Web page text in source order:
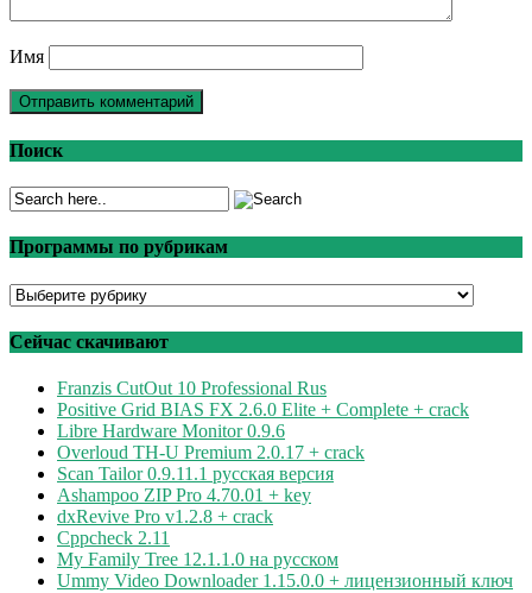
Имя
Поиск
Программы по рубрикам
Программы
рубрикам
Сейчас скачивают
Franzis CutOut 10 Professional Rus
Positive Grid BIAS FX 2.6.0 Elite + Complete + crack
Libre Hardware Monitor 0.9.6
Overloud TH-U Premium 2.0.17 + crack
Scan Tailor 0.9.11.1 русская версия
Ashampoo ZIP Pro 4.70.01 + key
dxRevive Pro v1.2.8 + crack
Cppcheck 2.11
My Family Tree 12.1.1.0 на русском
Ummy Video Downloader 1.15.0.0 + лицензионный ключ